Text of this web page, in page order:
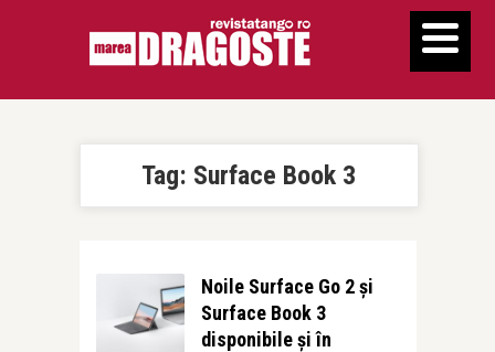
Tag: Surface Book 3
Noile Surface Go 2 și
Surface Book 3
disponibile și în